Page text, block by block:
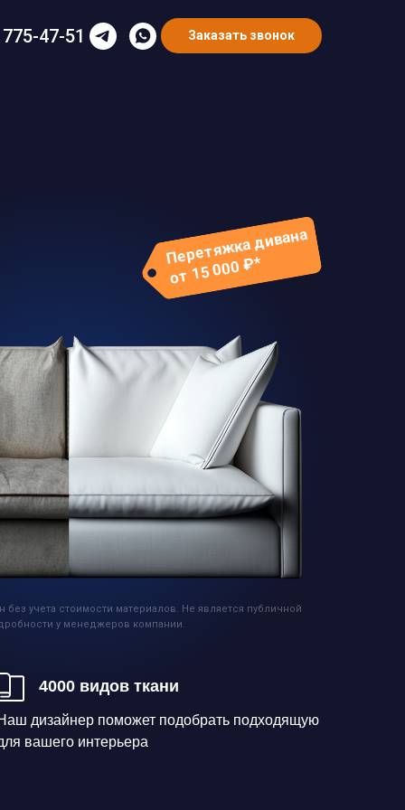
47-51 Заказать звонок
дизайнер поможет подобрать подходящую
вашего интерьера
4000 видов ткани
Перетяжка дивана
от 15 000 ₽*
без учета стоимости материалов. Не является публичной
у менеджеров компании.